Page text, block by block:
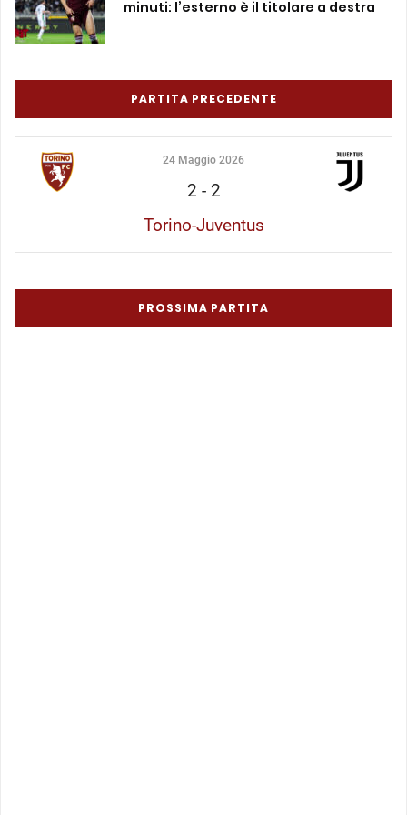
minuti: l’esterno è il titolare a destra
PARTITA PRECEDENTE
24 Maggio 2026
2 - 2
Torino-Juventus
PROSSIMA PARTITA